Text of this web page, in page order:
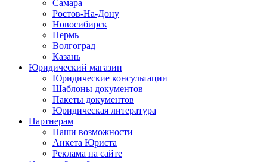
Самара
Ростов-На-Дону
Новосибирск
Пермь
Волгоград
Казань
Юридический магазин
Юридические консультации
Шаблоны документов
Пакеты документов
Юридическая литература
Партнерам
Наши возможности
Анкета Юриста
Реклама на сайте